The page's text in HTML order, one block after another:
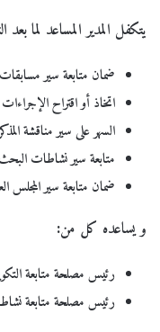
يتكفل المدير المساعد لما
ضمان متابعة سير
اتخاذ أو اقتراح
السهر على سير مناقشة
متابعة سير نشاطات
ضمان متابعة سير المجلس
و يساعده كل من:
رئيس مصلحة متابعة
رئيس مصلحة متابعة